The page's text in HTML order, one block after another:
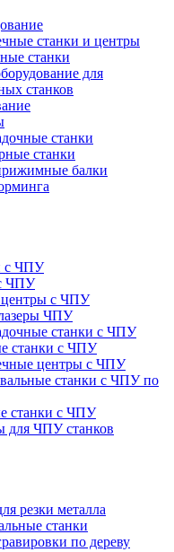
станки и центры
станки
для
станков
станки
станки
балки
с ЧПУ
ЧПУ
с ЧПУ
ЧПУ
станки с ЧПУ
станки с ЧПУ
центры с ЧПУ
станки с ЧПУ по
станки с ЧПУ
для ЧПУ станков
резки металла
станки
по дереву